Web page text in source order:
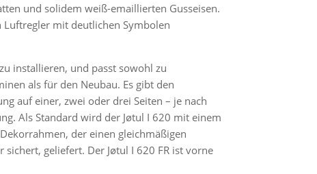
und solidem weiß-emaillierten Gusseisen.
mit deutlichen Symbolen
installieren, und passt sowohl zu
als für den Neubau. Es gibt den
auf einer, zwei oder drei Seiten – je nach
Als Standard wird der Jøtul I 620 mit einem
der einen gleichmäßigen
sichert, geliefert. Der Jøtul I 620 FR ist vorne